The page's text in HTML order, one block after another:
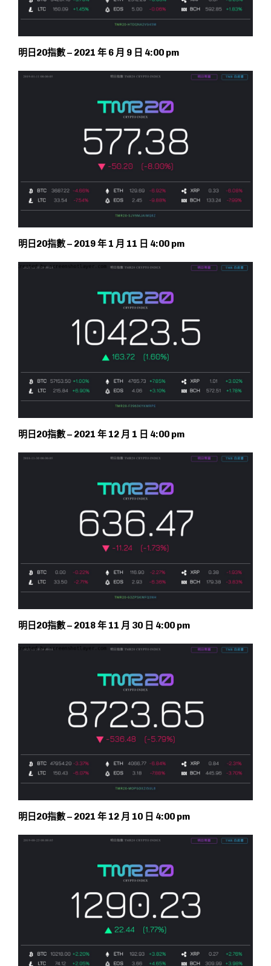
明日20指數 – 2021 年 6 月 9 日 4:00 pm
明日20指數 – 2019 年 1 月 11 日 4:00 pm
明日20指數 – 2021 年 12 月 1 日 4:00 pm
明日20指數 – 2018 年 11 月 30 日 4:00 pm
明日20指數 – 2021 年 12 月 10 日 4:00 pm